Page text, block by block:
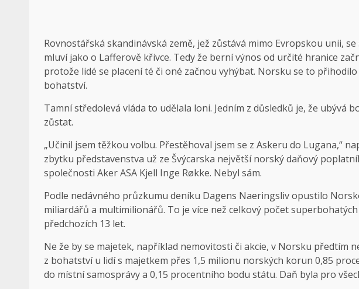
Rovnostářská skandinávská země, jež zůstává mimo Evropskou unii,
mluví jako o Laf­fe­rově křivce. Tedy že berní výnos od určité hranice
protože lidé se placení té či oné začnou vyhýbat. Norsku se to
bohatství.
Tamní středolevá vláda to udělala loni. Jedním z důsledků je, že ubývá
zůstat.
„Učinil jsem těžkou volbu. Přestěhoval jsem se z Askeru do Lugana,“
zbytku představenstva už ze Švýcarska největší norský daňový
společnosti Aker ASA Kjell Inge Røkke. Nebyl sám.
Podle nedávného průzkumu deníku Dagens Naeringsliv opustilo
miliardářů a multimilionářů. To je více než celkový počet
předchozích 13 let.
Ne že by se majetek, například nemovitosti či akcie, v Norsku předtím
z bohatství u lidí s majetkem přes 1,5 milionu norských korun 0,85
do místní samosprávy a 0,15 procentního bodu státu. Daň byla pro